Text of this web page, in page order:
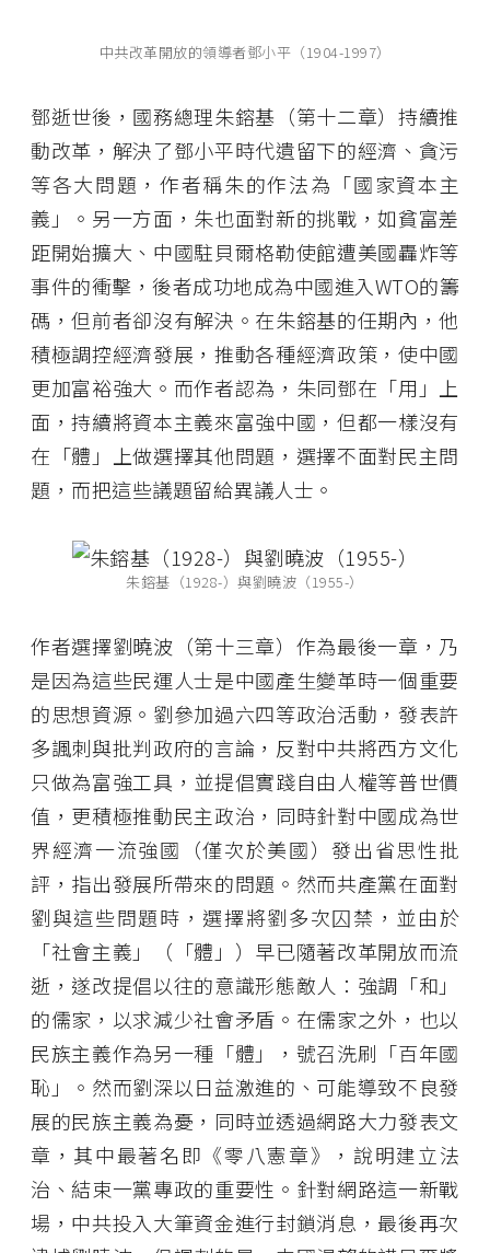
中共改革開放的領導者鄧小平（1904-1997）
鄧逝世後，國務總理朱鎔基（第十二章）持續推
動改革，解決了鄧小平時代遺留下的經濟、貪污
等各大問題，作者稱朱的作法為「國家資本主
義」。另一方面，朱也面對新的挑戰，如貧富差
距開始擴大、中國駐貝爾格勒使館遭美國轟炸等
事件的衝擊，後者成功地成為中國進入WTO的籌
碼，但前者卻沒有解決。在朱鎔基的任期內，他
積極調控經濟發展，推動各種經濟政策，使中國
更加富裕強大。而作者認為，朱同鄧在「用」上
面，持續將資本主義來富強中國，但都一樣沒有
在「體」上做選擇其他問題，選擇不面對民主問
題，而把這些議題留給異議人士。
朱鎔基（1928-）與劉曉波（1955-）
作者選擇劉曉波（第十三章）作為最後一章，乃
是因為這些民運人士是中國產生變革時一個重要
的思想資源。劉參加過六四等政治活動，發表許
多諷刺與批判政府的言論，反對中共將西方文化
只做為富強工具，並提倡實踐自由人權等普世價
值，更積極推動民主政治，同時針對中國成為世
界經濟一流強國（僅次於美國）發出省思性批
評，指出發展所帶來的問題。然而共產黨在面對
劉與這些問題時，選擇將劉多次囚禁，並由於
「社會主義」（「體」）早已隨著改革開放而流
逝，遂改提倡以往的意識形態敵人：強調「和」
的儒家，以求減少社會矛盾。在儒家之外，也以
民族主義作為另一種「體」，號召洗刷「百年國
恥」。然而劉深以日益激進的、可能導致不良發
展的民族主義為憂，同時並透過網路大力發表文
章，其中最著名即《零八憲章》，說明建立法
治、結束一黨專政的重要性。針對網路這一新戰
場，中共投入大筆資金進行封鎖消息，最後再次